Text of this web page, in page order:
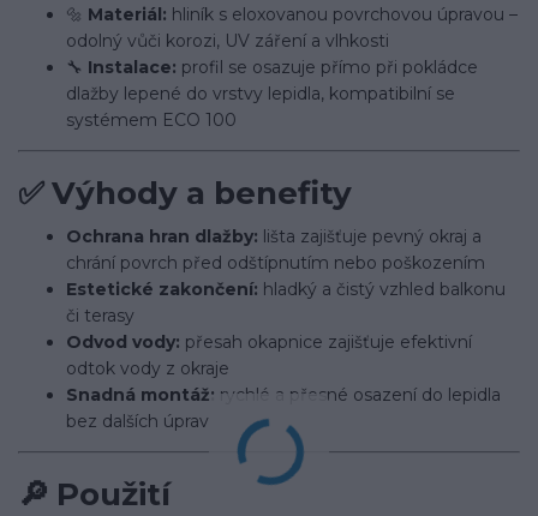
🔩 Materiál: hliník s eloxovanou povrchovou úpravou –
odolný vůči korozi, UV záření a vlhkosti
🔧 Instalace: profil se osazuje přímo při pokládce
dlažby lepené do vrstvy lepidla, kompatibilní se
systémem ECO 100
✅Výhody a benefity
Ochrana hran dlažby: lišta zajišťuje pevný okraj a
chrání povrch před odštípnutím nebo poškozením
Estetické zakončení: hladký a čistý vzhled balkonu
či terasy
Odvod vody: přesah okapnice zajišťuje efektivní
odtok vody z okraje
Snadná montáž: rychlé a přesné osazení do lepidla
bez dalších úprav
🔎 Použití